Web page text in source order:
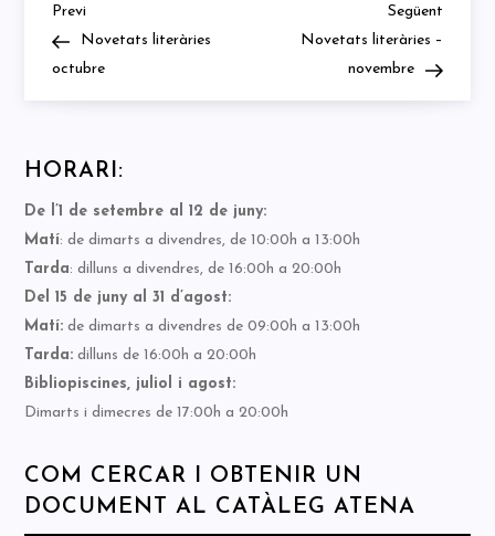
Navegació
d'entrades
Previous
Post
Previ
Novetats literàries
octubre
Next
Següent
Novetats literàries –
novembre
HORARI:
De l’1 de setembre al 12 de juny:
Matí: de dimarts a divendres, de 10:00h a 13:00h
Tarda: dilluns a divendres, de 16:00h a 20:00h
Del 15 de juny al 31 d’agost:
Matí: de dimarts a divendres de 09:00h a 13:00h
Tarda: dilluns de 16:00h a 20:00h
Bibliopiscines, juliol i agost:
Dimarts i dimecres de 17:00h a 20:00h
COM CERCAR I OBTENIR UN
DOCUMENT AL CATÀLEG ATENA